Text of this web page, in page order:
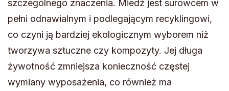
szczególnego znaczenia. Miedź jest surowcem w
pełni odnawialnym i podlegającym recyklingowi,
co czyni ją bardziej ekologicznym wyborem niż
tworzywa sztuczne czy kompozyty. Jej długa
żywotność zmniejsza konieczność częstej
wymiany wyposażenia, co również ma